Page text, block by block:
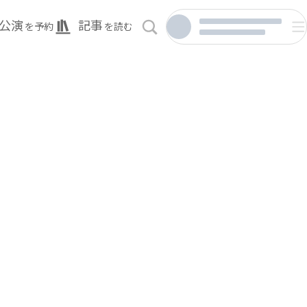
公演 を予約 記事 を読む